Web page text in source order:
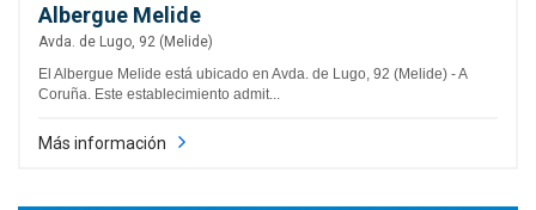
Albergue Melide
Avda. de Lugo, 92 (Melide)
El Albergue Melide está ubicado en Avda. de Lugo, 92 (Melide) - A
Coruña. Este establecimiento admit...
Más información